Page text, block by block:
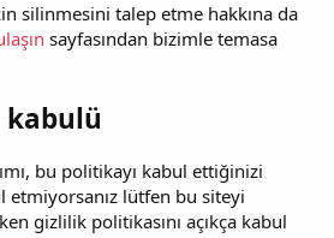
silinmesini talep etme hakkına da
sayfasından bizimle temasa
kabulü
bu politikayı kabul ettiğinizi
etmiyorsanız lütfen bu siteyi
gizlilik politikasını açıkça kabul